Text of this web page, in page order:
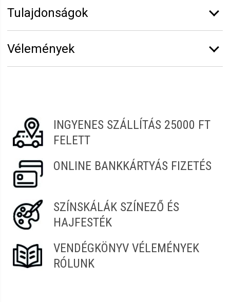
Tulajdonságok
Vélemények
INGYENES SZÁLLÍTÁS 25000 FT
FELETT
ONLINE BANKKÁRTYÁS FIZETÉS
SZÍNSKÁLÁK SZÍNEZŐ ÉS
HAJFESTÉK
VENDÉGKÖNYV VÉLEMÉNYEK
RÓLUNK